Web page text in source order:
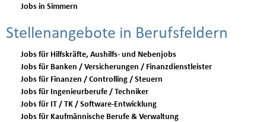
Jobs in Simmern
Stellenangebote in Berufsfeldern
Jobs für Hilfskräfte, Aushilfs- und Nebenjobs
Jobs für Banken / Versicherungen / Finanzdienstleister
Jobs für Finanzen / Controlling / Steuern
Jobs für Ingenieurberufe / Techniker
Jobs für IT / TK / Software-Entwicklung
Jobs für Kaufmännische Berufe & Verwaltung